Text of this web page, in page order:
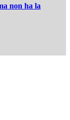
non ha la